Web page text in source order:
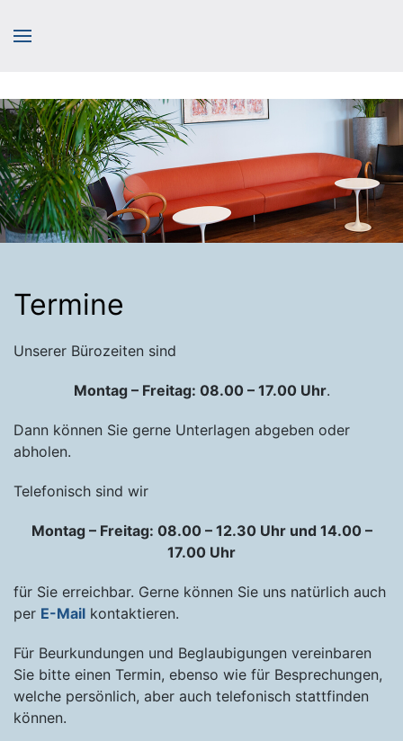
Termine
Unserer Bürozeiten sind
Montag – Freitag: 08.00 – 17.00 Uhr.
Dann können Sie gerne Unterlagen abgeben oder
abholen.
Telefonisch sind wir
Montag – Freitag: 08.00 – 12.30 Uhr und 14.00 –
17.00 Uhr
für Sie erreichbar. Gerne können Sie uns natürlich auch
per E-Mail kontaktieren.
Für Beurkundungen und Beglaubigungen vereinbaren
Sie bitte einen Termin, ebenso wie für Besprechungen,
welche persönlich, aber auch telefonisch stattfinden
können.